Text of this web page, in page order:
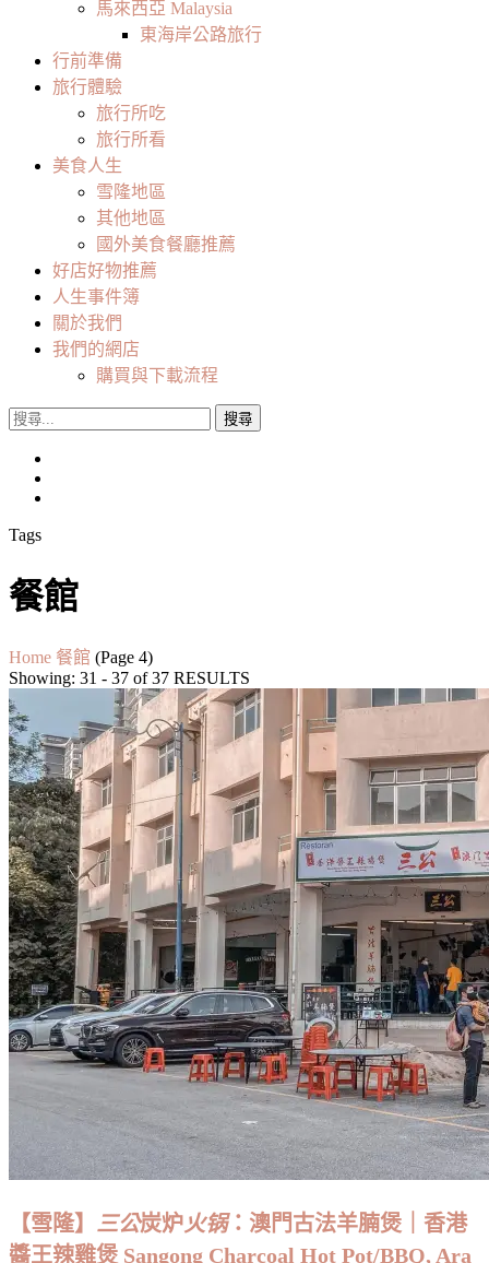
馬來西亞 Malaysia
東海岸公路旅行
行前準備
旅行體驗
旅行所吃
旅行所看
美食人生
雪隆地區
其他地區
國外美食餐廳推薦
好店好物推薦
人生事件簿
關於我們
我們的網店
購買與下載流程
搜
Tags
餐館
Home 餐館 (Page 4)
Showing: 31 - 37 of 37 RESULTS
【雪隆】 三公炭炉火锅：澳門古法羊腩煲｜香港
醬王辣雞煲 Sangong Charcoal Hot Pot/BBQ, Ara